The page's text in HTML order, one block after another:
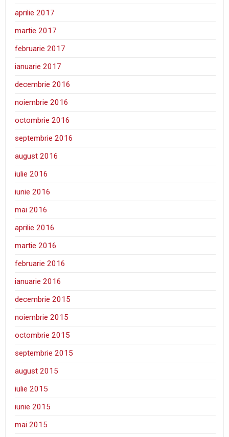
aprilie 2017
martie 2017
februarie 2017
ianuarie 2017
decembrie 2016
noiembrie 2016
octombrie 2016
septembrie 2016
august 2016
iulie 2016
iunie 2016
mai 2016
aprilie 2016
martie 2016
februarie 2016
ianuarie 2016
decembrie 2015
noiembrie 2015
octombrie 2015
septembrie 2015
august 2015
iulie 2015
iunie 2015
mai 2015